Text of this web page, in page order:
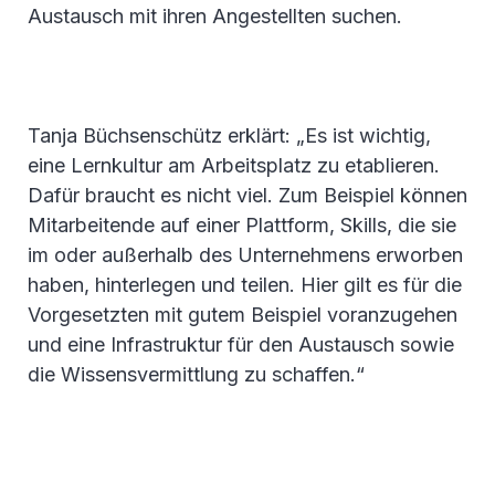
Austausch mit ihren Angestellten suchen.
Tanja Büchsenschütz erklärt: „Es ist wichtig,
eine Lernkultur am Arbeitsplatz zu etablieren.
Dafür braucht es nicht viel. Zum Beispiel können
Mitarbeitende auf einer Plattform, Skills, die sie
im oder außerhalb des Unternehmens erworben
haben, hinterlegen und teilen. Hier gilt es für die
Vorgesetzten mit gutem Beispiel voranzugehen
und eine Infrastruktur für den Austausch sowie
die Wissensvermittlung zu schaffen.“